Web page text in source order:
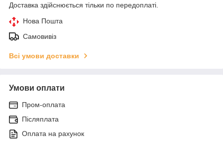
Доставка здійснюється тільки по передоплаті.
Нова Пошта
Самовивіз
Всі умови доставки
Умови оплати
Пром-оплата
Післяплата
Оплата на рахунок